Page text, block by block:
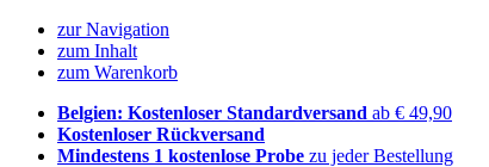
zur Navigation
zum Inhalt
zum Warenkorb
Belgien: Kostenloser Standardversand ab € 49,90
Kostenloser Rückversand
Mindestens 1 kostenlose Probe zu jeder Bestellung